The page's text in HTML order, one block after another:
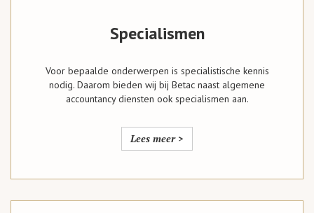
Specialismen
Voor bepaalde onderwerpen is specialistische kennis
nodig. Daarom bieden wij bij Betac naast algemene
accountancy diensten ook specialismen aan.
Lees meer >